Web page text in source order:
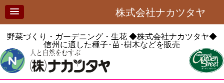
株式会社ナカツタヤ
野菜づくり・ガーデニング・生花◆株式会社ナカツタヤ◆
信州に適した種子･苗･樹木などを販売